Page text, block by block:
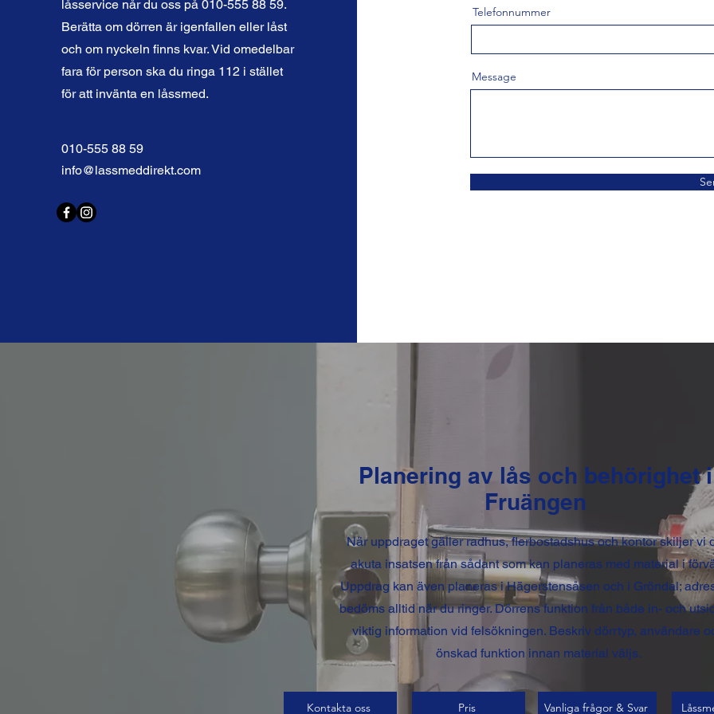
låsservice når du oss på 010-555 88 59.
Berätta om dörren är igenfallen eller låst
och om nyckeln finns kvar. Vid omedelbar
fara för person ska du ringa 112 i stället
för att invänta en låssmed.
010-555 88 59
info@lassmeddirekt.com
Telefonnummer
Message
Planering av lås och behörighet i
Fruängen
När uppdraget gäller radhus, flerbostadshus och kontor skiljer vi
akuta insatsen från sådant som kan planeras med material i
Uppdrag kan även planeras i Hägerstensåsen och i Gröndal;
bedöms alltid när du ringer. Dörrens funktion från både in- och
viktig information vid felsökningen. Beskriv dörrtyp, användare
önskad funktion innan material väljs.
Kontakta oss Pris Vanliga frågor & Svar